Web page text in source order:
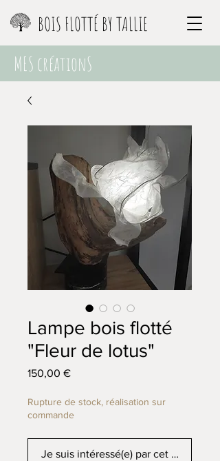
BOIS FLOTTÉ BY TALLIE
MES créationS
Lampe bois flotté
"Fleur de lotus"
150,00 €Prix
Rupture de stock, réalisation sur
commande
Je suis intéressé(e) par cet article